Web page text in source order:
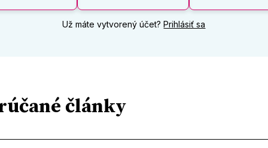
Už máte vytvorený účet?Prihlásiť sa
články